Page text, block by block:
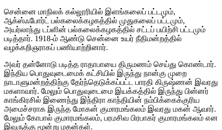
சென்னை மாநிலக் கல்லூரியில் இளங்கலைப் பட்டமும்,
ஆக்ஸ்ஃபோர்ட் பல்கலைக்கழகத்தில் முதுகலைப் பட்டமும்,
அயர்லாந்து டப்ளின் பல்கலைக்கழகத்தில் சட்டப் பயிற்சி பட்டமும்
படித்தார். 1918-ம் ஆண்டு சென்னை உயர் நீதிமன்றத்தில்
வழக்கறிஞராகப் பணியாற்றினார்.
அவர் தன்னோடு படித்த ராதாபாயை திருமணம் செய்து கொண்டார்.
இந்திய பொதுவுடைமைக் கட்சியில் இருந்து நான்கு முறை
நாடாளுமன்றத்திற்கு தேர்ந்தெடுக்கப்பட்ட பாரதி கிருஷ்ணன் இவரது
மகளாவார். மேலும் பொதுவுடைமை இயக்கத்தில் இருந்து பின்னர்
காங்கிரசில் இணைந்து இந்திரா காந்தியின் நம்பிக்கைக்குரிய
அமைச்சராக இருந்த மோகன் குமாரமங்கலம் இவரது மகன் ஆவார்.
மேலும் கோபால் குமாரமங்கலம், பரமசிவ பிரபாகர் குமாரமங்கலம் என
இவருக்கு மூன்று மகன்கள்.